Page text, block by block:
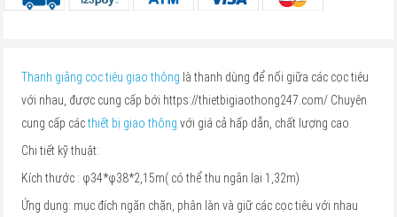
Thanh giằng cọc tiêu giao thông là thanh dùng để nối giữa các cọc tiêu
với nhau, được cung cấp bới https://thietbigiaothong247.com/ Chuyên
cung cấp cácthiết bị giao thông với giá cả hấp dẫn, chất lượng cao.
Chi tiết kỹ thuật:
Kích thước : φ34*φ38*2,15m( có thể thu ngắn lại 1,32m)
Ứng dụng: mục đích ngăn chặn, phân làn và giữ các cọc tiêu với nhau